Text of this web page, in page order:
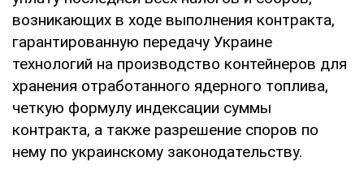
возникающих в ходе выполнения контракта,
гарантированную передачу Украине
технологий на производство контейнеров для
хранения отработанного ядерного топлива,
четкую формулу индексации суммы
контракта, а также разрешение споров по
нему по украинскому законодательству.